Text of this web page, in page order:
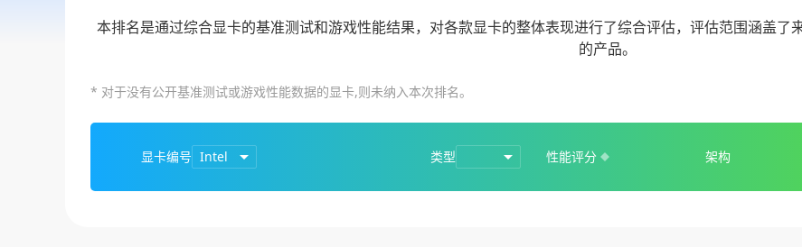
本排名是通过综合显卡的基准测试和游戏性能结果，对各款显卡的整体表现进行了综合评估，评估范围涵盖
的产品。
* 对于没有公开基准测试或游戏性能数据的显卡,则未纳入本次排名。
显卡编号 Intel 类型 性能评分 架构